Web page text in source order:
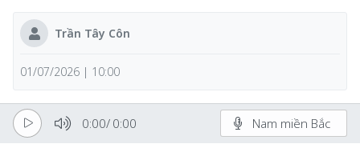
Trần Tây Côn
01/07/2026 | 10:00
0:00/ 0:00 Nam miền Bắc